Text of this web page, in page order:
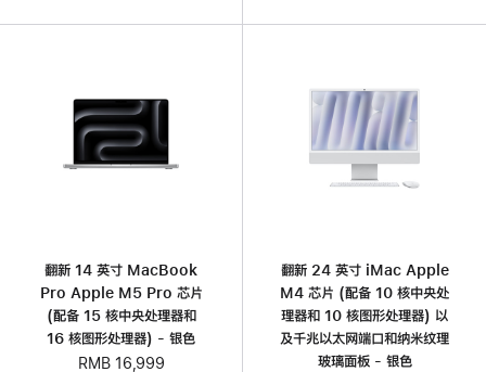
翻新 14 英寸 MacBook
Pro Apple M5 Pro 芯片
(配备 15 核中央处理器和
16 核图形处理器) - 银色
RMB 16,999
翻新 24 英寸 iMac Apple
M4 芯片 (配备 10 核中央处
理器和 10 核图形处理器) 以
及千兆以太网端口和纳米纹理
玻璃面板 - 银色